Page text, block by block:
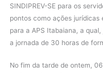
SINDIPREV-SE para os
pontos como ações
para a APS Itabaiana, a
a jornada de 30 horas de
No fim da tarde de ontem,